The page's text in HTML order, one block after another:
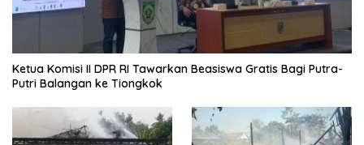
Ketua Komisi II DPR RI Tawarkan Beasiswa Gratis Bagi Putra-
Putri Balangan ke Tiongkok